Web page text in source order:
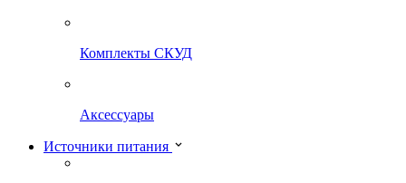
Комплекты СКУД
Аксессуары
Источники питания